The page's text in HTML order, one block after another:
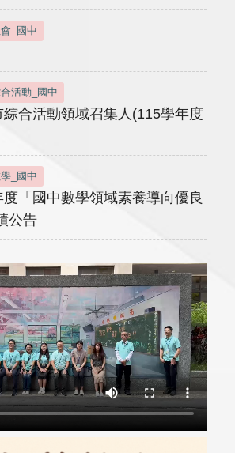
_國中
活動_國中
合活動領域召集人(115學年度
_國中
「國中數學領域素養導向優良
公告